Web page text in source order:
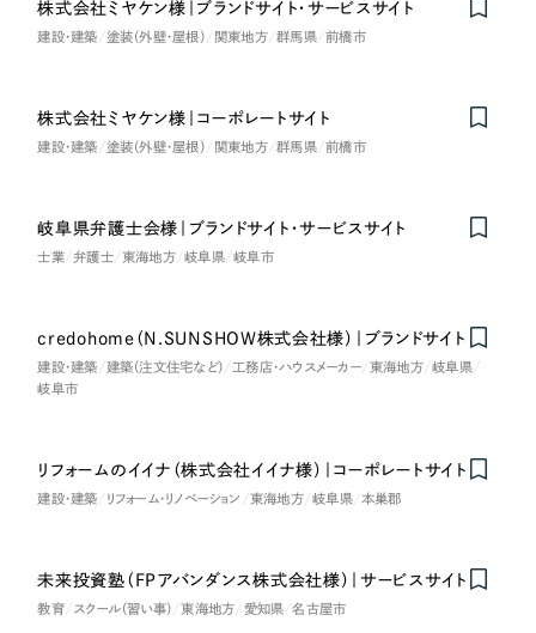
株式会社ミヤケン様｜ブランドサイト・サービスサイト
建設・建築 塗装（外壁・屋根） 関東地方 群馬県 前橋市
株式会社ミヤケン様｜コーポレートサイト
建設・建築 塗装（外壁・屋根） 関東地方 群馬県 前橋市
岐阜県弁護士会様｜ブランドサイト・サービスサイト
士業 弁護士 東海地方 岐阜県 岐阜市
credohome（N.SUNSHOW株式会社様）｜ブランドサイト
建設・建築 建築（注文住宅など） 工務店・ハウスメーカー 東海地方
岐阜県
岐阜市
リフォームのイイナ（株式会社イイナ様）｜コーポレートサイト
建設・建築 リフォーム・リノベーション 東海地方 岐阜県 本巣郡
未来投資塾（FPアバンダンス株式会社様）｜サービスサイト
教育 スクール（習い事） 東海地方 愛知県 名古屋市